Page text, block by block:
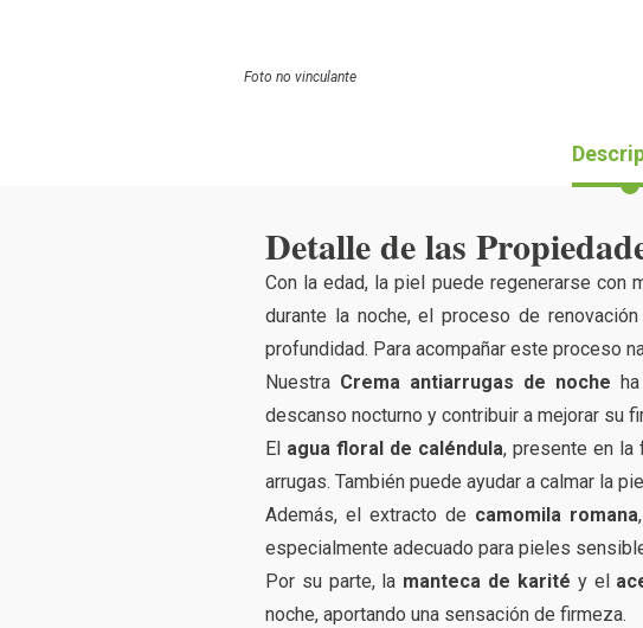
Foto no vinculante
Detalle de las
Con la edad, la piel puede regenerarse con
durante la noche, el proceso de
profundidad. Para acompañar este proceso
Nuestra Crema antiarrugas de noche
descanso nocturno y contribuir a mejorar su
El agua floral de caléndula, presente en la
arrugas. También puede ayudar a calmar la
Además, el extracto de camomila romana
especialmente adecuado para pieles
Por su parte, la manteca de karité y el
noche, aportando una sensación de firmeza.